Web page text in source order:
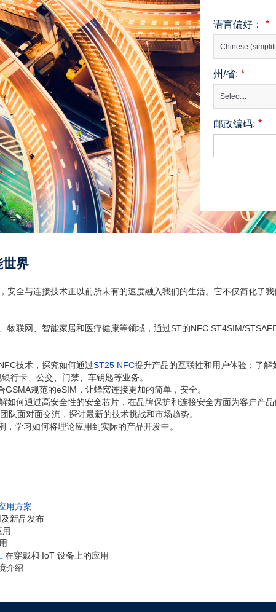
*
语言偏好：
Chinese
*
州/省:
Select...
*
邮政编码:
世界
安全与连接技术正以前所未有的速度融入我们的生活。它不仅简化了
物联网、智能家居和医疗健康等领域，通过ST的NFC ST4SIM/
技术，探究如何通过ST25 NFC提升产品的互联性和用户体验；了解
行卡、公交、门禁、车钥匙等业务。
GSMA规范的eSIM，让蜂窝连接更加的简单，安全。
如何通过高安全性的安全芯片，在品牌保护和连接安全方面为客户产品
队面对面交流，探讨最新的技术挑战和市场趋势。
，学习如何将理论应用到实际的产品开发中。
用方案
新品发布
用
在穿戴和 IoT 设备上的应用
介绍